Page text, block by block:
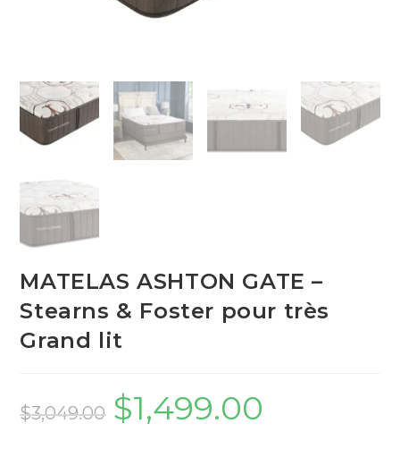
MATELAS ASHTON GATE –
Stearns & Foster pour très
Grand lit
$3,049.00 $1,499.00